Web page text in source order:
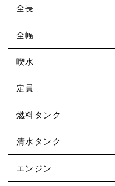
全長
全幅
喫水
定員
燃料タンク
清水タンク
エンジン